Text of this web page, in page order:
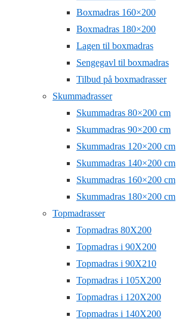
Boxmadras 160×200
Boxmadras 180×200
Lagen til boxmadras
Sengegavl til boxmadras
Tilbud på boxmadrasser
Skummadrasser
Skummadras 80×200 cm
Skummadras 90×200 cm
Skummadras 120×200 cm
Skummadras 140×200 cm
Skummadras 160×200 cm
Skummadras 180×200 cm
Topmadrasser
Topmadras 80X200
Topmadras i 90X200
Topmadras i 90X210
Topmadras i 105X200
Topmadras i 120X200
Topmadras i 140X200